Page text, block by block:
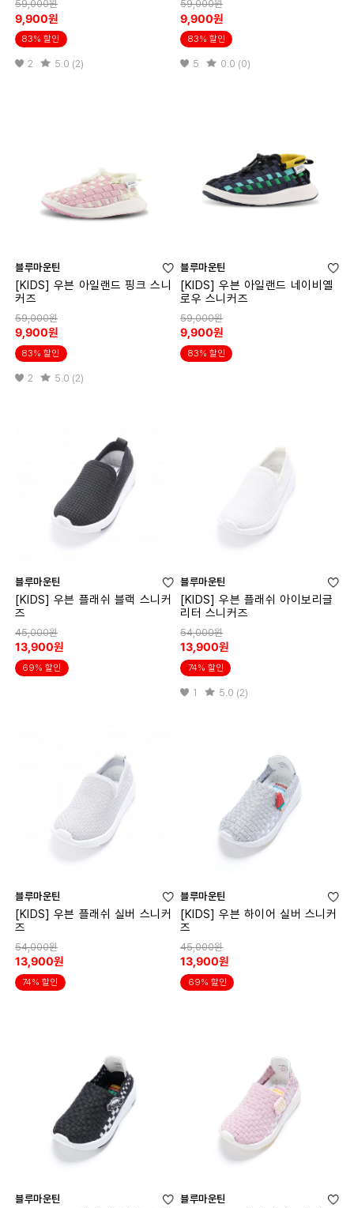
59,000원
9,900원
83% 할인
2 5.0 (2)
59,000원
9,900원
83% 할인
5 0.0 (0)
블루마운틴
[KIDS] 우븐 아일랜드 핑크 스니
커즈
59,000원
9,900원
83% 할인
2 5.0 (2)
블루마운틴
[KIDS] 우븐 아일랜드 네이비옐
로우 스니커즈
59,000원
9,900원
83% 할인
블루마운틴
[KIDS] 우븐 플래쉬 블랙 스니커
즈
45,000원
13,900원
69% 할인
블루마운틴
[KIDS] 우븐 플래쉬 아이보리글
리터 스니커즈
54,000원
13,900원
74% 할인
1 5.0 (2)
블루마운틴
[KIDS] 우븐 플래쉬 실버 스니커
즈
54,000원
13,900원
74% 할인
블루마운틴
[KIDS] 우븐 하이어 실버 스니커
즈
45,000원
13,900원
69% 할인
블루마운틴 블루마운틴